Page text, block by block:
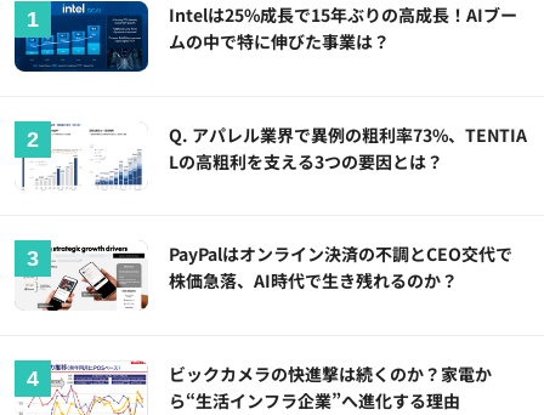
Intelは25%成長で15年ぶりの高成長！AIブー
ムの中で特に伸びた事業は？
Q. アパレル業界で異例の粗利率73%、TENTIA
Lの高粗利を支える3つの要因とは？
PayPalはオンライン決済の不調とCEO交代で
株価急落、AI時代で生き残れるのか？
ビックカメラの快進撃は続くのか？家電か
ら“生活インフラ企業”へ進化する理由